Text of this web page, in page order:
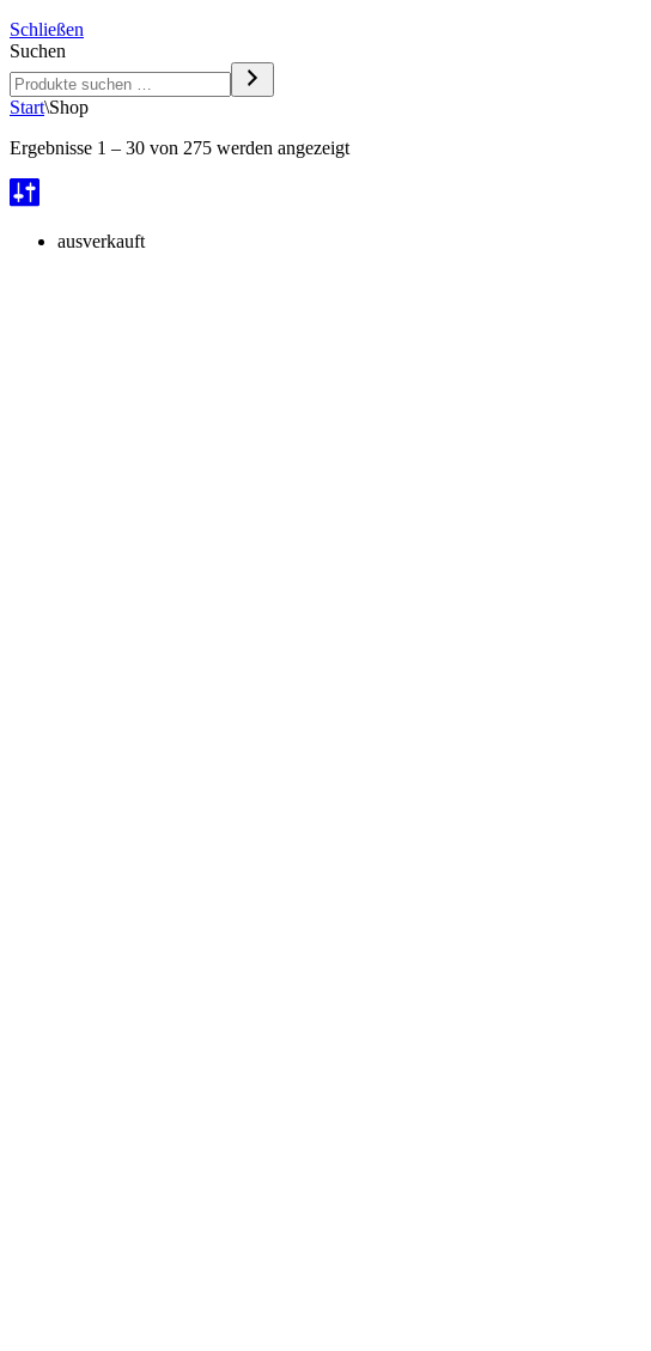
Schließen
Suchen
Start\Shop
Ergebnisse 1 – 30 von 275 werden angezeigt
ausverkauft